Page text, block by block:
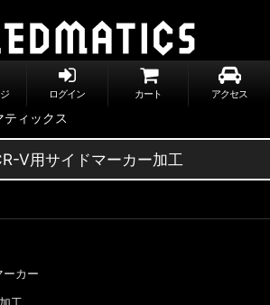
ログイン カート アクセス
V用サイドマーカー加工
ーカー